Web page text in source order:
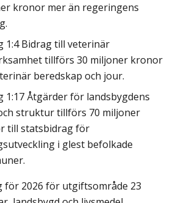
kronor mer än regeringens
1:4 Bidrag till veterinär
tillförs 30 miljoner kronor
beredskap och jour.
1:17 Åtgärder för landsbygdens
struktur tillförs 70 miljoner
till statsbidrag för
i glest befolkade
för 2026 för utgiftsområde 23